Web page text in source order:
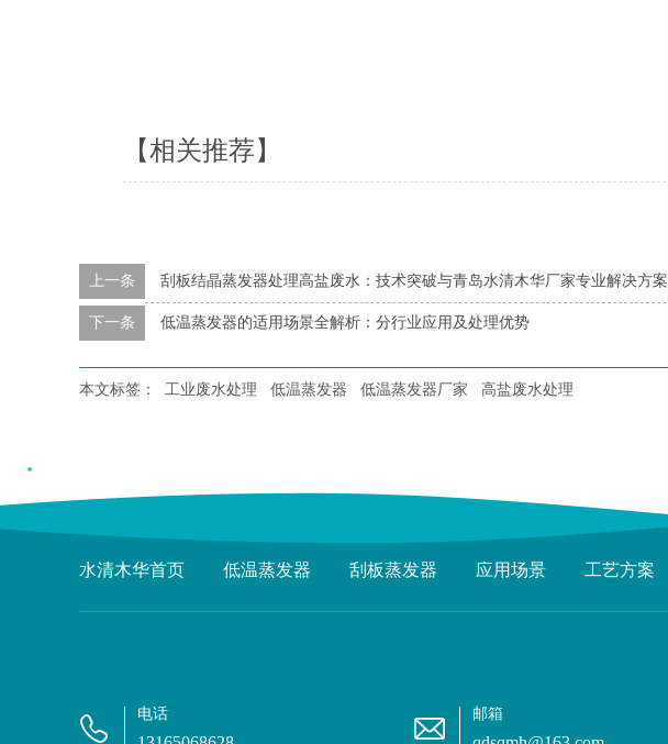
【相关推荐】
上一条 刮板结晶蒸发器处理高盐废水：技术突破与青岛水清木华厂家专业解决方案
下一条 低温蒸发器的适用场景全解析：分行业应用及处理优势
本文标签： 工业废水处理 低温蒸发器 低温蒸发器厂家 高盐废水处理
水清木华首页 低温蒸发器 刮板蒸发器 应用场景 工艺方案
电话 邮箱